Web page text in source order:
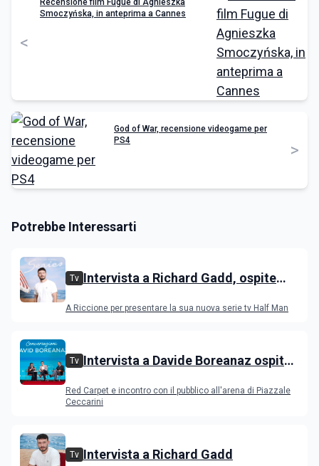
<
Recensione film Fugue di Agnieszka
Smoczyńska, in anteprima a Cannes
God of War, recensione videogame per
PS4
>
Potrebbe Interessarti
Tv Intervista a Richard Gadd, ospite
A Riccione per presentare la sua nuova serie tv Half Man
Tv Intervista a Davide Boreanaz ospite
Red Carpet e incontro con il pubblico all'arena di Piazzale
Ceccarini
Tv Intervista a Richard Gadd